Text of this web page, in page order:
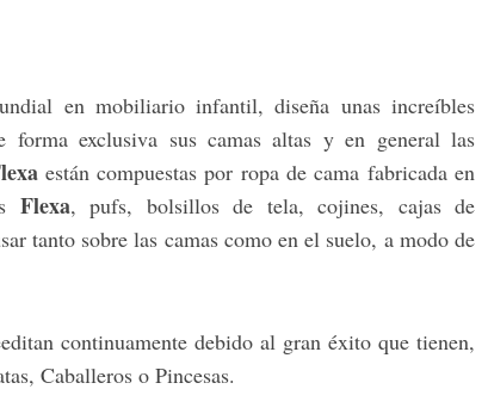
en mobiliario infantil, diseña unas increíbles
forma exclusiva sus camas altas y en general las
están compuestas por ropa de cama fabricada en
Flexa, pufs, bolsillos de tela, cojines, cajas de
tanto sobre las camas como en el suelo, a modo de
continuamente debido al gran éxito que tienen,
Caballeros o Pincesas.